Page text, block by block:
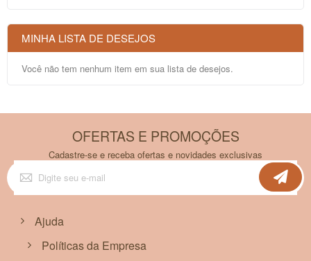
MINHA LISTA DE DESEJOS
Você não tem nenhum item em sua lista de desejos.
OFERTAS E PROMOÇÕES
Cadastre-se e receba ofertas e novidades exclusivas
Inscreva-
se
na
Ajuda
Políticas da Empresa